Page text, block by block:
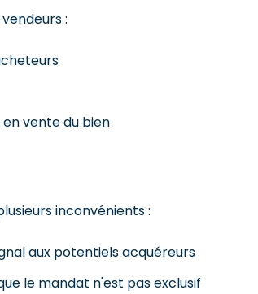
:
vente du bien
inconvénients :
aux potentiels acquéreurs
le mandat n'est pas exclusif